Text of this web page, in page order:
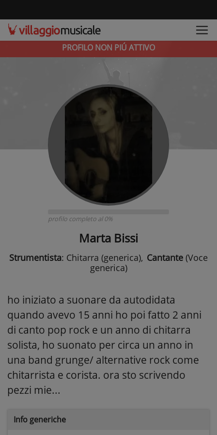
PROFILO NON PIÚ ATTIVO
profilo completo al 0%
Marta Bissi
Strumentista: Chitarra (generica), Cantante (Voce
generica)
ho iniziato a suonare da autodidata
quando avevo 15 anni ho poi fatto 2 anni
di canto pop rock e un anno di chitarra
solista, ho suonato per circa un anno in
una band grunge/ alternative rock come
chitarrista e corista. ora sto scrivendo
pezzi mie...
Info generiche